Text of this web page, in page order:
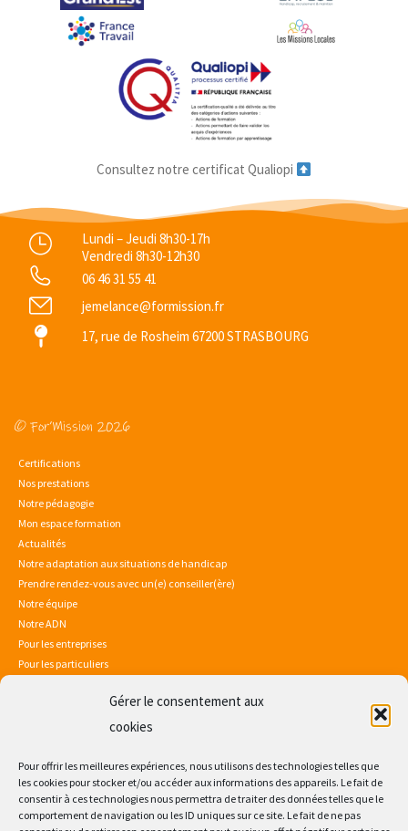
Gérer le consentement aux
cookies
Pour offrir les meilleures expériences, nous utilisons des technologies telles que
les cookies pour stocker et/ou accéder aux informations des appareils. Le fait de
consentir à ces technologies nous permettra de traiter des données telles que le
comportement de navigation ou les ID uniques sur ce site. Le fait de ne pas
Consultez notre certificat Qualiopi
Lundi – Jeudi 8h30-17h
Vendredi 8h30-12h30
06 46 31 55 41
jemelance@formission.fr
17, rue de Rosheim 67200 STRASBOURG
© For’Mission 2026
Certifications
Nos prestations
Notre pédagogie
Mon espace formation
Actualités
Notre adaptation aux situations de handicap
Prendre rendez-vous avec un(e) conseiller(ère)
Notre équipe
Notre ADN
Pour les entreprises
Pour les particuliers
Politique de confidentialité
Consultez notre certificat Qualiopi